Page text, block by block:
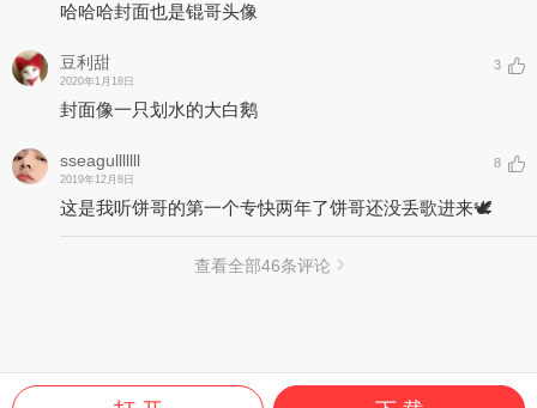
哈哈哈封面也是锟哥头像
豆利甜
2020年1月18日
3
封面像一只划水的大白鹅
sseagulllllll
2019年12月8日
8
这是我听饼哥的第一个专快两年了饼哥还没丢歌进来🕊
查看全部46条评论